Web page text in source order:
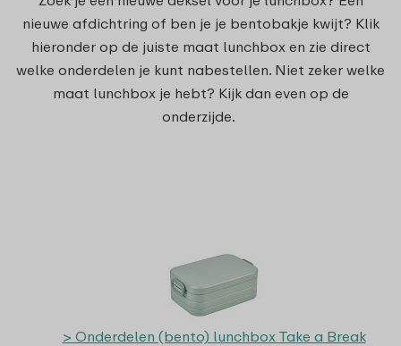
nieuwe afdichtring of ben je je bentobakje kwijt? Klik
hieronder op de juiste maat lunchbox en zie direct
welke onderdelen je kunt nabestellen. Niet zeker welke
maat lunchbox je hebt? Kijk dan even op de
onderzijde.
> Onderdelen (bento) lunchbox Take a Break